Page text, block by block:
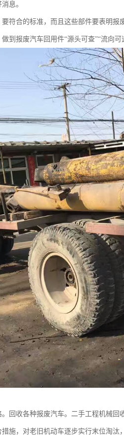
息。
符合的标准，而且这些部件要表明
到报废汽车回用件“源头可查”“流向可
回收各种报废汽车。二手工程机械
施，对老旧机动车逐步实行末位淘汰